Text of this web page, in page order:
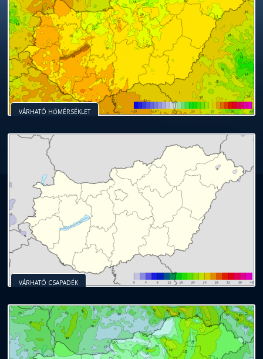
VÁRHATÓ HŐMÉRSÉKLET
VÁRHATÓ CSAPADÉK